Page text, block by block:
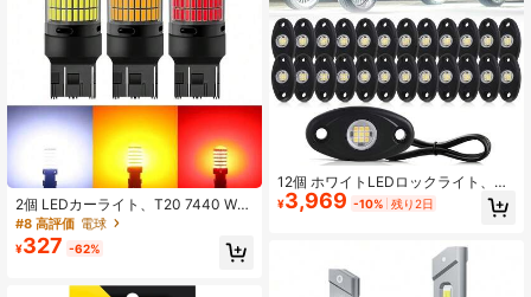
2個 LEDカーライト、T20 7440 W21
W および 3157 3156 P27W、超高輝
度 60-SMD LED バックアップ/リバ
ースライト、ブレーキ/テールライ
はランニングライト用交換、自動車
#8 高評価 電球
¥327 -62%
12個 ホワイトLEDロックライト、自
動車用アンダーボディネオングローL
EDピュアライトキット IP68防水 3.8
ト RV ATV UTV SUV RZR オートバ
¥3,969 -10% 残り2日